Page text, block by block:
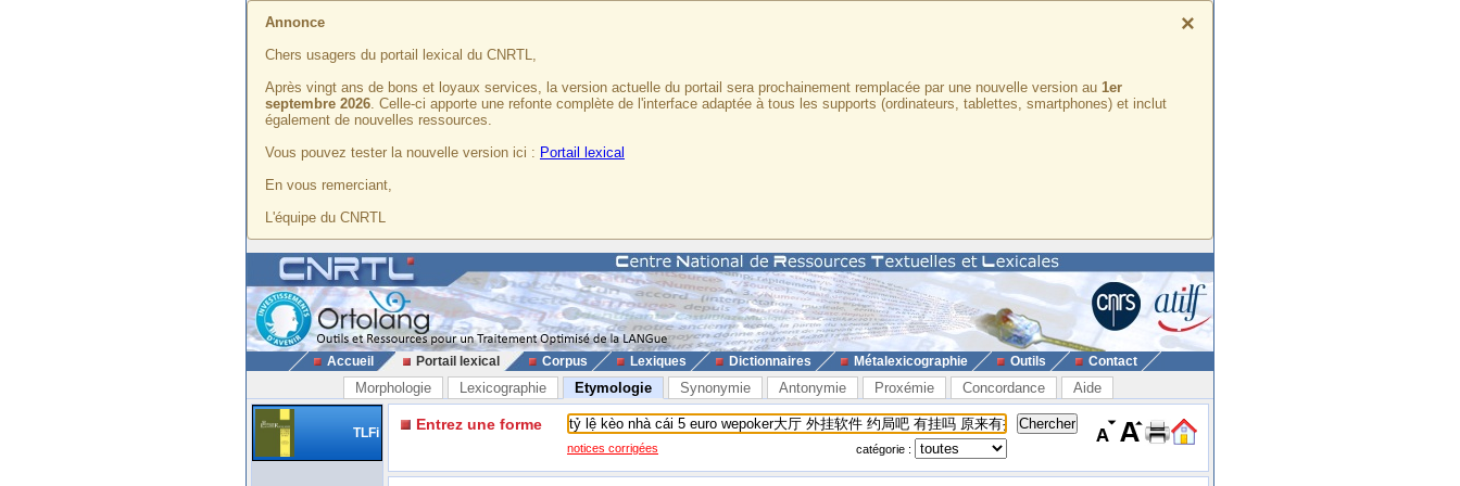
×
Annonce
Chers usagers du portail lexical du CNRTL,
Après vingt ans de bons et loyaux services, la version actuelle du portail sera prochainement remplacée par une nouvelle version au 1er
septembre 2026. Celle-ci apporte une refonte complète de l'interface adaptée à tous les supports (ordinateurs, tablettes, smartphones) et inclut
également de nouvelles ressources.
Vous pouvez tester la nouvelle version ici : Portail lexical
En vous remerciant,
L'équipe du CNRTL
Accueil Portail lexical Corpus Lexiques Dictionnaires Métalexicographie Outils Contact
Morphologie Lexicographie Etymologie Synonymie Antonymie Proxémie Concordance Aide
TLFi Entrez une forme
notices corrigées catégorie :